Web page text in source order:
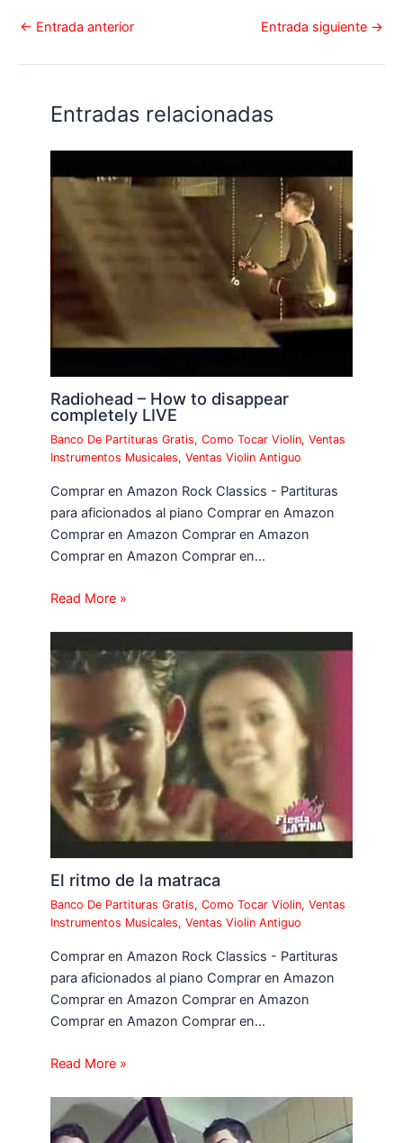
← Entrada anterior Entrada siguiente →
Entradas relacionadas
Radiohead – How to disappear
completely LIVE
Banco De Partituras Gratis,Como Tocar Violin,Ventas
Instrumentos Musicales,Ventas Violin Antiguo
Comprar en Amazon Rock Classics - Partituras
para aficionados al piano Comprar en Amazon
Comprar en Amazon Comprar en Amazon
Comprar en Amazon Comprar en…
Read More »
El ritmo de la matraca
Banco De Partituras Gratis,Como Tocar Violin,Ventas
Instrumentos Musicales,Ventas Violin Antiguo
Comprar en Amazon Rock Classics - Partituras
para aficionados al piano Comprar en Amazon
Comprar en Amazon Comprar en Amazon
Comprar en Amazon Comprar en…
Read More »